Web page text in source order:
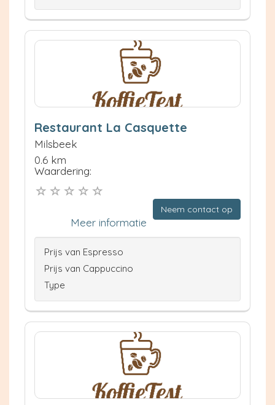
Restaurant La Casquette
Milsbeek
0.6 km
Waardering:
Neem contact op
Meer informatie
Prijs van Espresso
Prijs van Cappuccino
Type